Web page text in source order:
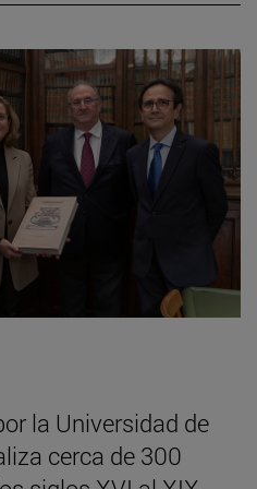
la Universidad de
cerca de 300